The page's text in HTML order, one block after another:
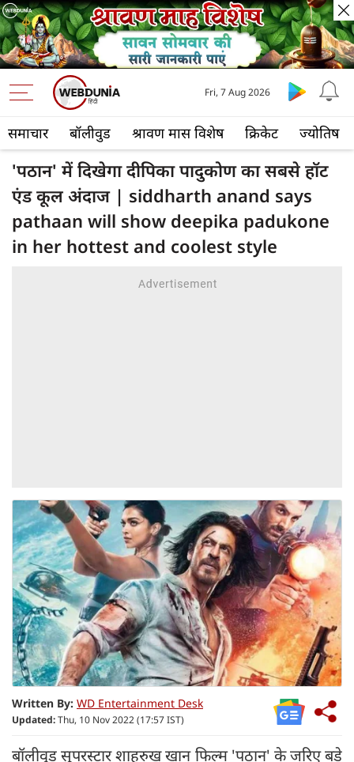
समाचार बॉलीवुड श्रावण मास विशेष क्रिकेट ज्योतिष
Fri, 7 Aug 2026
'पठान' में दिखेगा दीपिका पादुकोण का सबसे हॉट
एंड कूल अंदाज | siddharth anand says
pathaan will show deepika padukone
in her hottest and coolest style
Written By: WD Entertainment Desk
Updated:Thu, 10 Nov 2022 (17:57 IST)
बॉलीवुड सुपरस्टार शाहरुख खान फिल्म 'पठान' के जरिए बड़े